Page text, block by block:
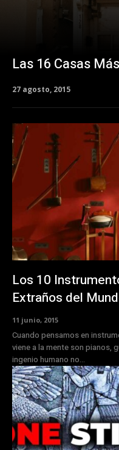
Las 16 Casas
27 agosto, 2015
Los 10
Extraños del
11 junio, 2015
Cuando pensamos en
viene a la mente son pianos,
ingenio humano no...